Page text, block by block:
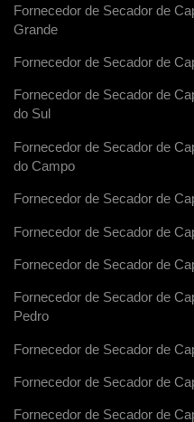
Fornecedor de Secador de
Grande
Fornecedor de Secador de
Fornecedor de Secador de
do Sul
Fornecedor de Secador de
do Campo
Fornecedor de Secador de
Fornecedor de Secador de
Fornecedor de Secador de
Fornecedor de Secador de
Pedro
Fornecedor de Secador de
Fornecedor de Secador de
Fornecedor de Secador de